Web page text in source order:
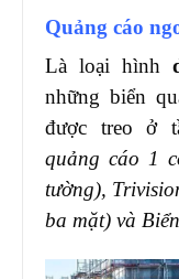
Quảng cáo
Là loại hình
những biển
được treo ở
quảng cáo 1
tường),
ba mặt) và